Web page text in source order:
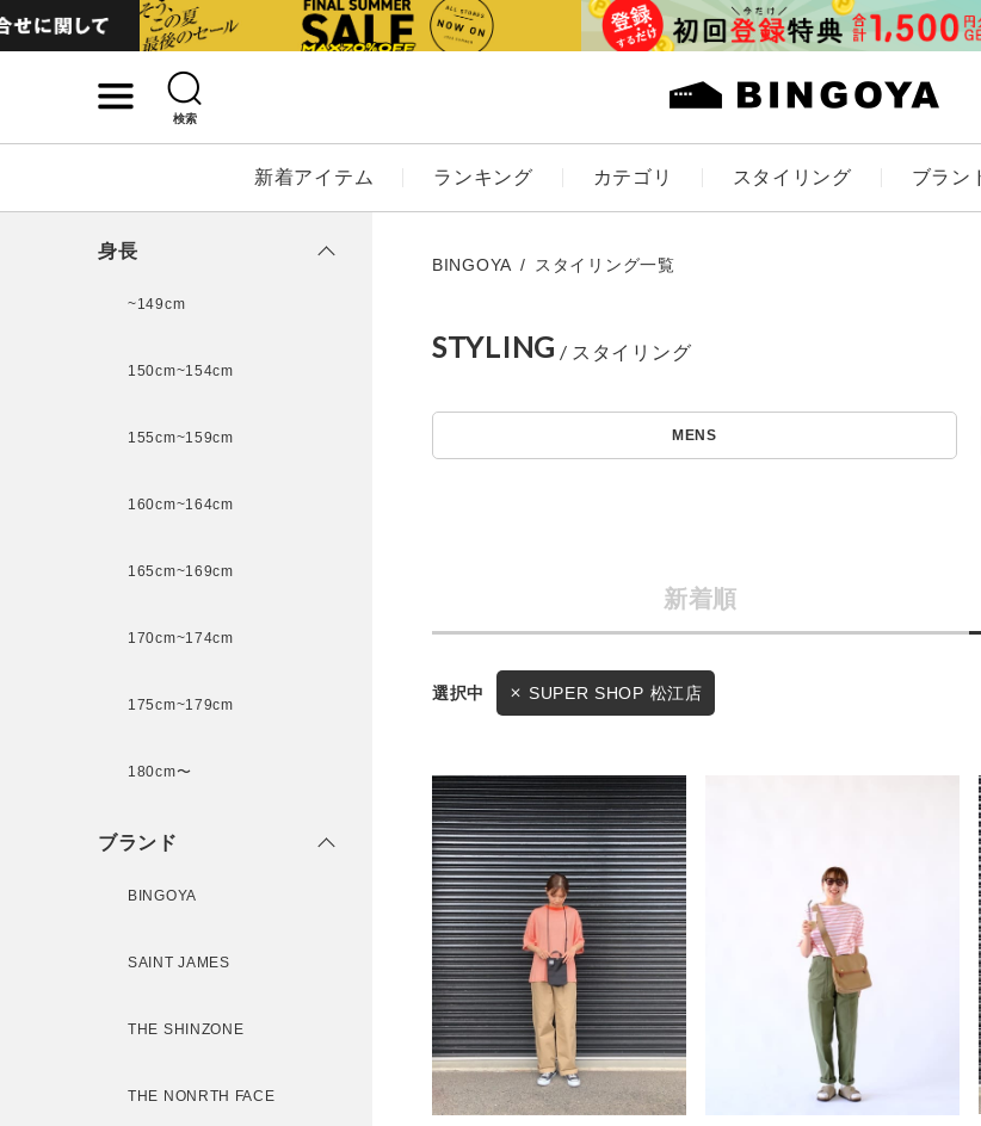
検索
新着アイテム ランキング カテゴリ スタイリング ブラン
ログイン / マイページ
条件絞り込み検索
カテゴリから探す
お知らせ・ご利用ガ
お知らせ
ご利用ガイド
ギフトラッピング
お問い合わせ
キーワード
LADIES KIDS
価格
在庫あり
この条件で絞り込む
身長
~149cm
150cm~154cm
155cm~159cm
160cm~164cm
165cm~169cm
170cm~174cm
175cm~179cm
180cm〜
ブランド
BINGOYA
SAINT JAMES
THE SHINZONE
THE NONRTH FACE
BINGOYA スタイリング一覧
STYLING
MENS
新着順
SUPER SHOP 松江店